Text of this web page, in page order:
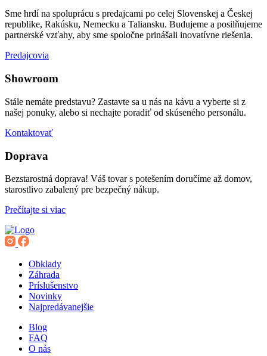
Sme hrdí na spoluprácu s predajcami po celej Slovenskej a Českej
republike, Rakúsku, Nemecku a Taliansku. Budujeme a posilňujeme
partnerské vzťahy, aby sme spoločne prinášali inovatívne riešenia.
Predajcovia
Showroom
Stále nemáte predstavu? Zastavte sa u nás na kávu a vyberte si z
našej ponuky, alebo si nechajte poradiť od skúseného personálu.
Kontaktovať
Doprava
Bezstarostná doprava! Váš tovar s potešením doručíme až domov,
starostlivo zabalený pre bezpečný nákup.
Prečítajte si viac
Obklady
Záhrada
Príslušenstvo
Novinky
Najpredávanejšie
Blog
FAQ
O nás